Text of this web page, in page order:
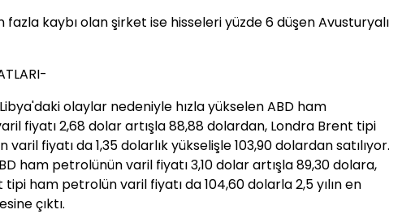
fazla kaybı olan şirket ise hisseleri yüzde 6 düşen Avusturyalı
olaylar nedeniyle hızla yükselen ABD ham
fiyatı 2,68 dolar artışla 88,88 dolardan, Londra Brent tipi
fiyatı da 1,35 dolarlık yükselişle 103,90 dolardan satılıyor.
ham petrolünün varil fiyatı 3,10 dolar artışla 89,30 dolara,
ham petrolün varil fiyatı da 104,60 dolarla 2,5 yılın en
çıktı.